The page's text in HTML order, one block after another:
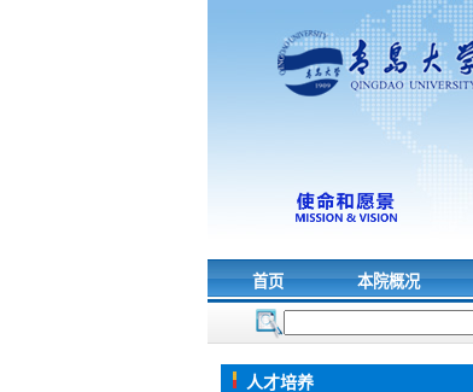
首页 本院概况
人才培养